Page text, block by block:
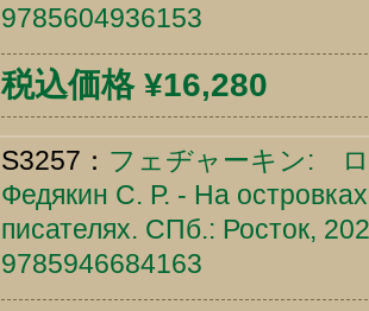
9785604936153
税込価格 ¥16,280
S3257： フェヂャーキン:
Федякин С. Р. - На
писателях. СПб.: Росток,
9785946684163